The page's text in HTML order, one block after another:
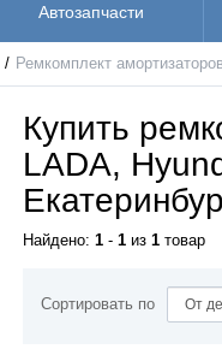
Автозапчасти
Ремкомплект амортизаторов
Купить
LADA,
Найдено: 1 - 1 из 1 товар
Сортировать по